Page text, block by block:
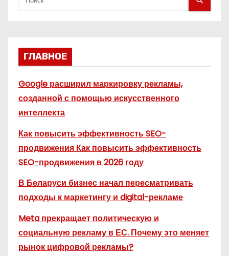
ГЛАВНОЕ
Google расширил маркировку рекламы,
созданной с помощью искусственного
интеллекта
Как повысить эффективность SEO-
продвижения Как повысить эффективность
SEO-продвижения в 2026 году
В Беларуси бизнес начал пересматривать
подходы к маркетингу и digital-рекламе
Meta прекращает политическую и
социальную рекламу в ЕС. Почему это меняет
рынок цифровой рекламы?